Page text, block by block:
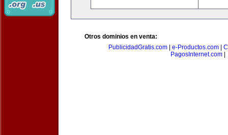
Otros dominios en venta:
PublicidadGratis.com
e-Productos.com
PagosInternet.com